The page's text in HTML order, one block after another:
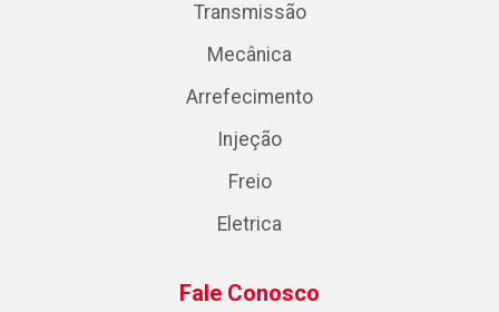
Transmissão
Mecânica
Arrefecimento
Injeção
Freio
Eletrica
Fale Conosco